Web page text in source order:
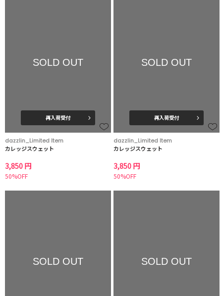
SOLD OUT
再入荷受付
dazzlin_Limited Item
カレッジスウェット
3,850 円
50%OFF
SOLD OUT
再入荷受付
dazzlin_Limited Item
カレッジスウェット
3,850 円
50%OFF
SOLD OUT SOLD OUT